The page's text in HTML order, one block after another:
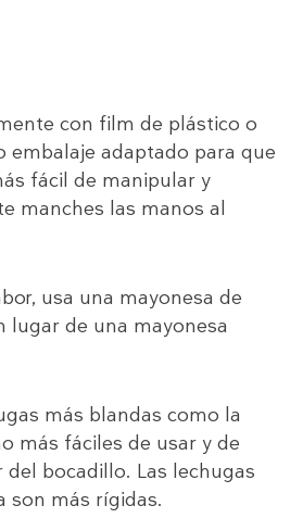
con film de plástico o
embalaje adaptado para que
fácil de manipular y
manches las manos al
usa una mayonesa de
lugar de una mayonesa
más blandas como la
más fáciles de usar y de
bocadillo. Las lechugas
son más rígidas.